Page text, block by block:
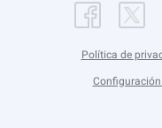
Política de